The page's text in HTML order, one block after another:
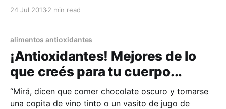
24 Jul 20132 min read
alimentos antioxidantes
¡Antioxidantes! Mejores de lo
que creés para tu cuerpo...
“Mirá, dicen que comer chocolate oscuro y tomarse
una copita de vino tinto o un vasito de jugo de